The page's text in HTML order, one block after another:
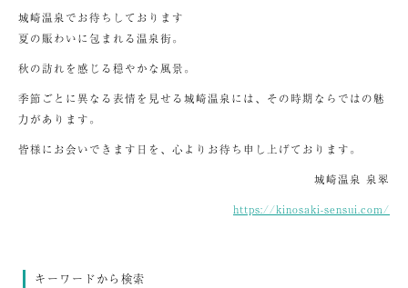
城崎温泉でお待ちしております
夏の賑わいに包まれる温泉街。
秋の訪れを感じる穏やかな風景。
季節ごとに異なる表情を見せる城崎温泉には、その時期ならではの魅
力があります。
皆様にお会いできます日を、心よりお待ち申し上げております。
城崎温泉 泉翠
https://kinosaki-sensui.com/
キーワードから検索